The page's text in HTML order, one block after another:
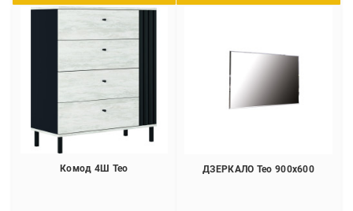
Комод 4Ш Тео ДЗЕРКАЛО Тео 900х600